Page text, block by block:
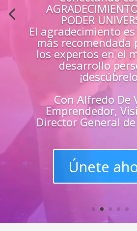
Aprende«EN VIVO»
guías y
maestros y superarte
áreas de tu
Únete y triunfa
líder del